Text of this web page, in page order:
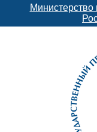
Министерство